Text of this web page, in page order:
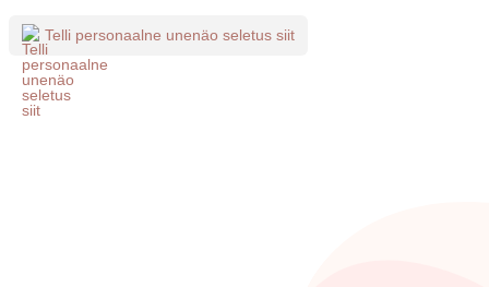
Telli personaalne unenäo seletus siit